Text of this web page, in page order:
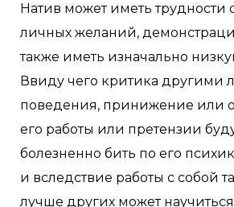
Натив может иметь
личных желаний,
также иметь изначально
Ввиду чего критика другими
поведения, принижение или
его работы или претензии
болезненно бить по его
и вследствие работы с собой
лучше других может научиться